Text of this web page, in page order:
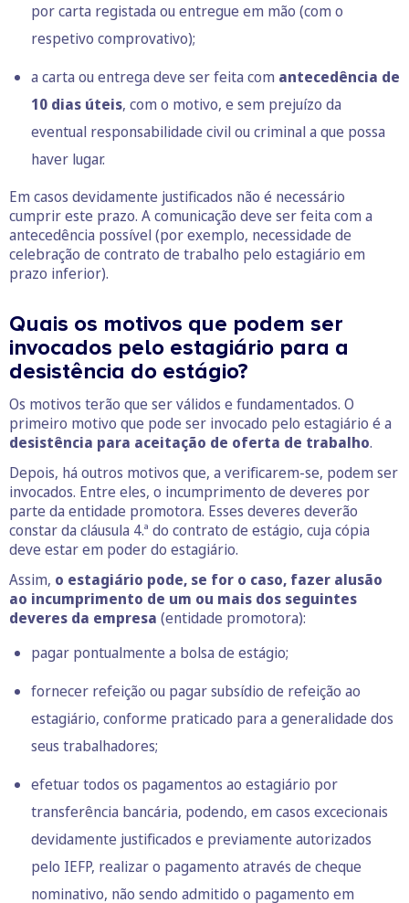
por carta registada ou entregue em mão (com o
respetivo comprovativo);
a carta ou entrega deve ser feita com antecedência de
10 dias úteis, com o motivo, e sem prejuízo da
eventual responsabilidade civil ou criminal a que possa
haver lugar.
Em casos devidamente justificados não é necessário
cumprir este prazo. A comunicação deve ser feita com a
antecedência possível (por exemplo, necessidade de
celebração de contrato de trabalho pelo estagiário em
prazo inferior).
Quais os motivos que podem ser
invocados pelo estagiário para a
desistência do estágio?
Os motivos terão que ser válidos e fundamentados. O
primeiro motivo que pode ser invocado pelo estagiário é a
desistência para aceitação de oferta de trabalho.
Depois, há outros motivos que, a verificarem-se, podem ser
invocados. Entre eles, o incumprimento de deveres por
parte da entidade promotora. Esses deveres deverão
constar da cláusula 4.ª do contrato de estágio, cuja cópia
deve estar em poder do estagiário.
Assim, o estagiário pode, se for o caso, fazer alusão
ao incumprimento de um ou mais dos seguintes
deveres da empresa (entidade promotora):
pagar pontualmente a bolsa de estágio;
fornecer refeição ou pagar subsídio de refeição ao
estagiário, conforme praticado para a generalidade dos
seus trabalhadores;
efetuar todos os pagamentos ao estagiário por
transferência bancária, podendo, em casos excecionais
devidamente justificados e previamente autorizados
pelo IEFP, realizar o pagamento através de cheque
nominativo, não sendo admitido o pagamento em